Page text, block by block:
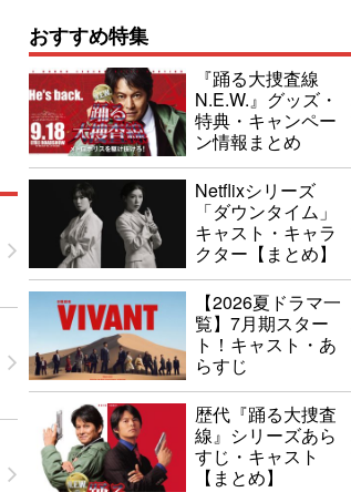
おすすめ特集
『踊る大捜査線
N.E.W.』グッズ・
特典・キャンペー
ン情報まとめ
Netflixシリーズ
「ダウンタイム」
キャスト・キャラ
クター【まとめ】
【2026夏ドラマ一
覧】7月期スター
ト！キャスト・あ
らすじ
歴代『踊る大捜査
線』シリーズあら
すじ・キャスト
【まとめ】